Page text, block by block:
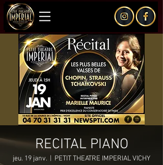
RECITAL PIANO
jeu. 19 janv. PETIT THEATRE IMPERIAL VICHY